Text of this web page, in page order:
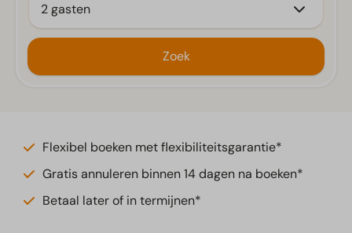
2 gasten
Zoek
Flexibel boeken met flexibiliteitsgarantie*
Gratis annuleren binnen 14 dagen na boeken*
Betaal later of in termijnen*